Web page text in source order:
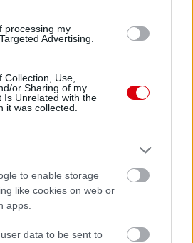
processing my
Advertising.
Use,
or Sharing of my
Is Unrelated with the
it was collected.
to enable storage
like cookies on web or
apps.
data to be sent to